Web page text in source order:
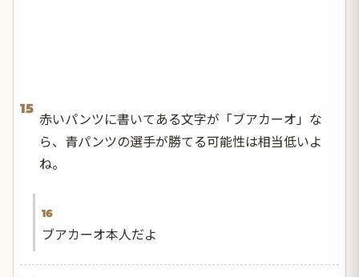
15
赤いパンツに書いてある文字が「ブアカーオ」な
ら、青パンツの選手が勝てる可能性は相当低いよ
ね。
16
ブアカーオ本人だよ